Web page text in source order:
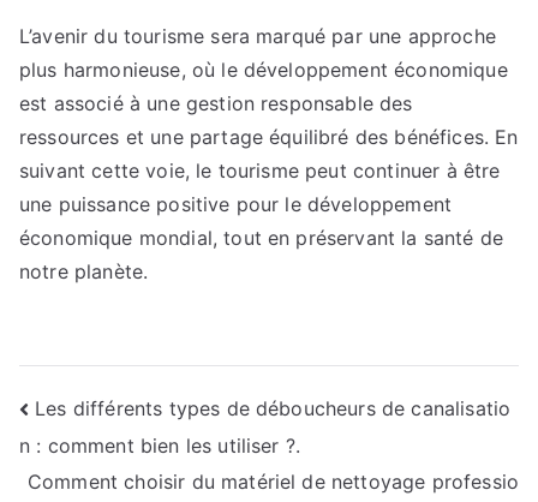
L’avenir du tourisme sera marqué par une approche
plus harmonieuse, où le développement économique
est associé à une gestion responsable des
ressources et une partage équilibré des bénéfices. En
suivant cette voie, le tourisme peut continuer à être
une puissance positive pour le développement
économique mondial, tout en préservant la santé de
notre planète.
Navigation
de
Les différents types de déboucheurs de canalisatio
n : comment bien les utiliser ?.
Comment choisir du matériel de nettoyage professio